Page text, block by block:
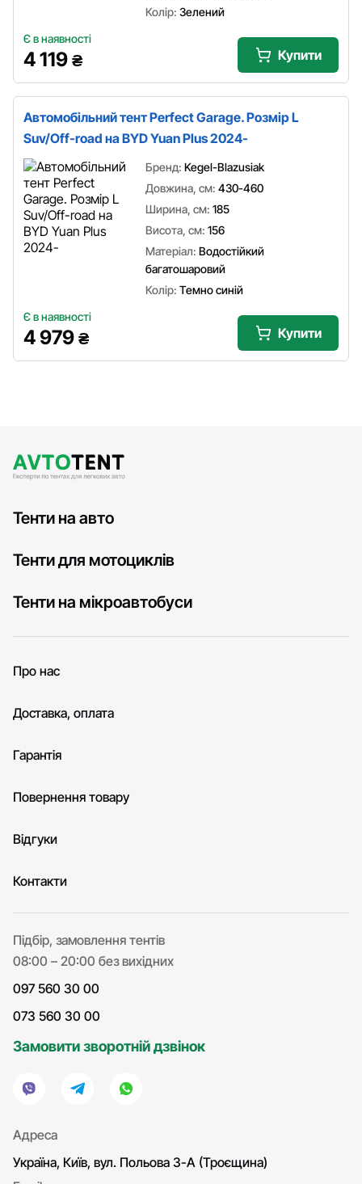
Колір: Зелений
Є в наявності
4 119 ₴ Купити
Автомобільний тент Perfect Garage. Розмір L
Suv/Off-road на BYD Yuan Plus 2024-
Бренд: Kegel-Blazusiak
Довжина, см: 430-460
Ширина, см: 185
Висота, см: 156
Матеріал: Водостійкий
багатошаровий
Колір: Темно синій
Є в наявності
4 979 ₴ Купити
Тенти на авто
Тенти для мотоциклів
Тенти на мікроавтобуси
Про нас
Доставка, оплата
Гарантія
Повернення товару
Відгуки
Контакти
Підбір, замовлення тентів
08:00 – 20:00 без вихідних
097 560 30 00
073 560 30 00
Замовити зворотній дзвінок
Адреса
Україна, Київ, вул. Польова 3-А (Троєщина)